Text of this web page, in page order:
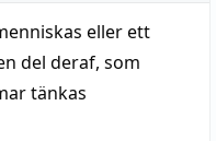
eller ett
del deraf, som
tänkas